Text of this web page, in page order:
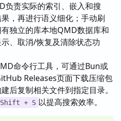
负责实际的索引、嵌入和搜
，再进行语义细化；手动刷
独立的库本地QMD数据库和
、取消/恢复及清除状态功
命令行工具，可通过Bun或
Releases页面下载压缩包
后复制相关文件到指定目录。
+ S 以提高搜索效率。